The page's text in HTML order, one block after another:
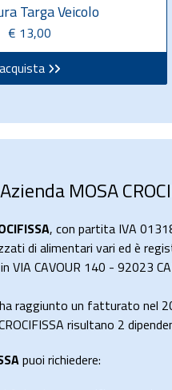
Targa Veicolo
€ 13,00
acquista
MOSA
, con partita IVA
di alimentari vari ed è
VIA CAVOUR 140 - 92023
ha raggiunto un fatturato nel
risultano 2
puoi richiedere: